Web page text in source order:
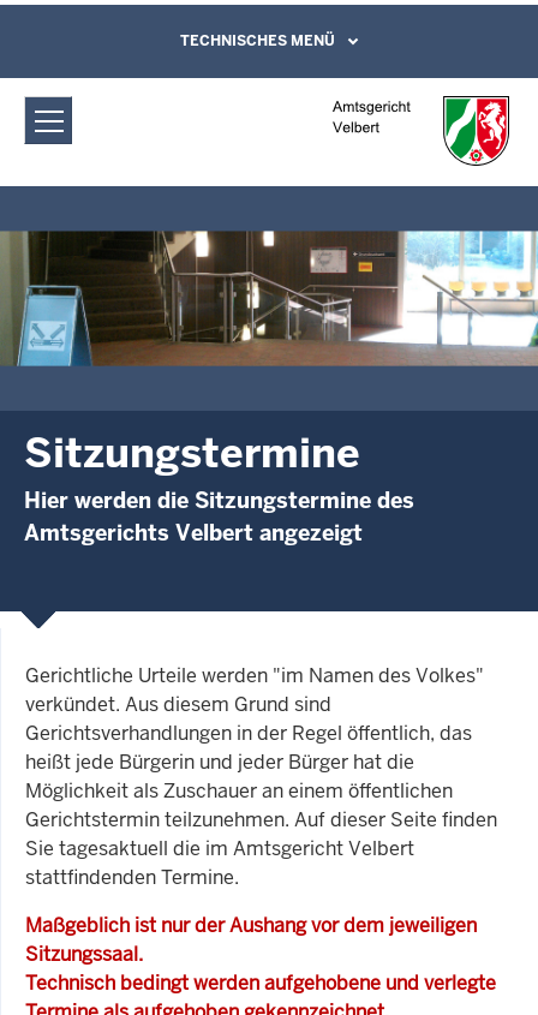
Amtsgericht Velbert: Sitzungstermine
Direkt zum Inhalt
Leichte Sprache, Gebärdensprachenvideo
und Kontaktformular
TECHNISCHES MENÜ
Sitzungstermine
Hier werden die Sitzungstermine des
Amtsgerichts Velbert angezeigt
Gerichtliche Urteile werden "im Namen des Volkes"
verkündet. Aus diesem Grund sind
Gerichtsverhandlungen in der Regel öffentlich, das
heißt jede Bürgerin und jeder Bürger hat die
Möglichkeit als Zuschauer an einem öffentlichen
Gerichtstermin teilzunehmen. Auf dieser Seite finden
Sie tagesaktuell die im Amtsgericht Velbert
stattfindenden Termine.
Maßgeblich ist nur der Aushang vor dem jeweiligen
Sitzungssaal.
Technisch bedingt werden aufgehobene und verlegte